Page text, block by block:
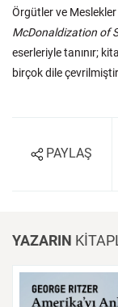
Örgütler ve
McDonaldization of
eserleriyle tanınır;
birçok dile
PAYLAŞ
YAZARIN